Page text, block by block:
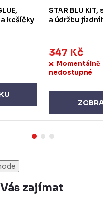
košíčky
STAR BLU KIT,
a údržbu
347 Kč
Momentálně
nedostupné
zajímat